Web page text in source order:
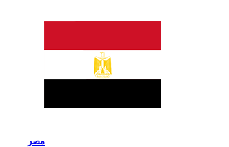
مصر